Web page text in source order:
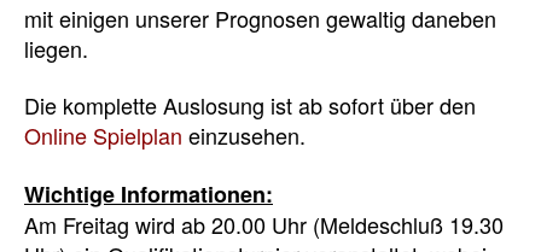
mit einigen unserer Prognosen gewaltig daneben
liegen.
Die komplette Auslosung ist ab sofort über den
Online Spielplan einzusehen.
Wichtige Informationen:
Am Freitag wird ab 20.00 Uhr (Meldeschluß 19.30